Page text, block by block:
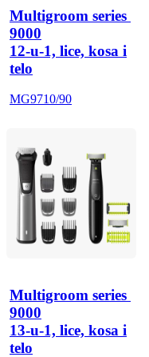
Multigroom series
9000
12-u-1, lice, kosa i
telo
MG9710/90
Multigroom series
9000
13-u-1, lice, kosa i
telo